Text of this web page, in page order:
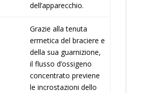
dell’apparecchio.
Grazie alla tenuta
ermetica del braciere e
della sua guarnizione,
il flusso d’ossigeno
concentrato previene
le incrostazioni dello